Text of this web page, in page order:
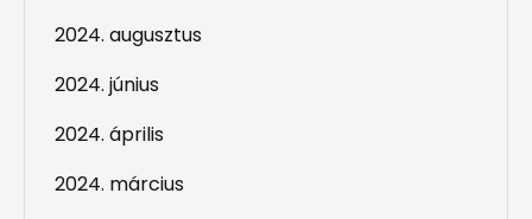
2024. augusztus
2024. június
2024. április
2024. március